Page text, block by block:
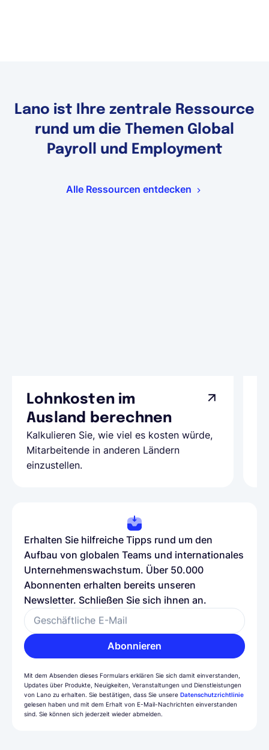
Lano ist Ihre zentrale Ressource
rund um die Themen Global
Payroll und Employment
Alle Ressourcen entdecken
Lohnkosten im
Ausland berechnen
Kalkulieren Sie, wie viel es kosten würde,
Mitarbeitende in anderen Ländern
einzustellen.
Erhalten Sie hilfreiche Tipps rund um den
Aufbau von globalen Teams und internationales
Unternehmenswachstum. Über 50.000
Abonnenten erhalten bereits unseren
Newsletter. Schließen Sie sich ihnen an.
Geschäftliche E-Mail
Abonnieren
Mit dem Absenden dieses Formulars erklären Sie sich damit einverstanden,
Updates über Produkte, Neuigkeiten, Veranstaltungen und Dienstleistungen
von Lano zu erhalten. Sie bestätigen, dass Sie unsere Datenschutzrichtlinie
gelesen haben und mit dem Erhalt von E-Mail-Nachrichten einverstanden
sind. Sie können sich jederzeit wieder abmelden.